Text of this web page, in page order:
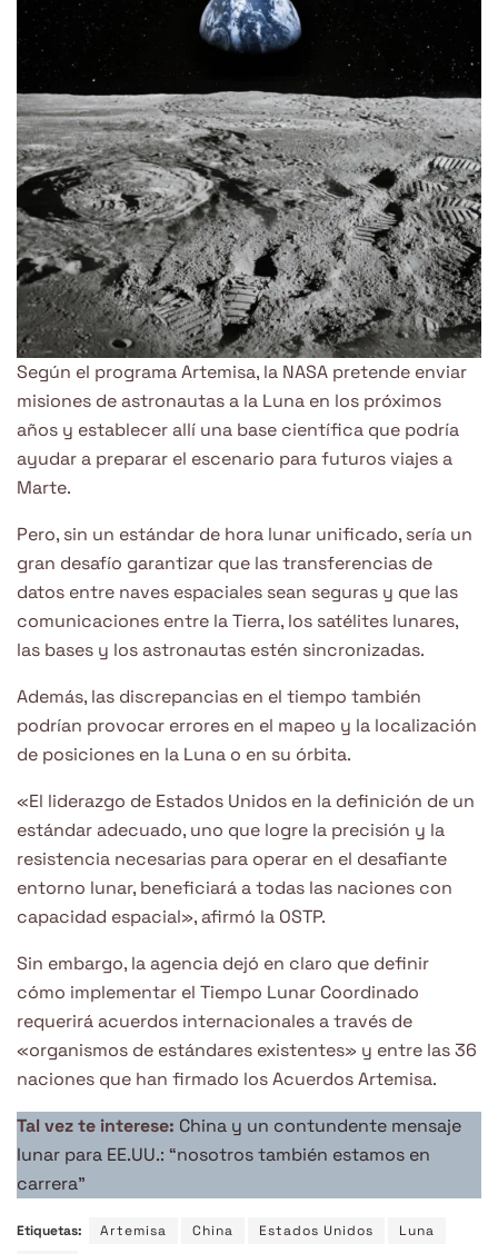
Según el programa Artemisa, la NASA pretende enviar
misiones de astronautas a la Luna en los próximos
años y establecer allí una base científica que podría
ayudar a preparar el escenario para futuros viajes a
Marte.
Pero, sin un estándar de hora lunar unificado, sería un
gran desafío garantizar que las transferencias de
datos entre naves espaciales sean seguras y que las
comunicaciones entre la Tierra, los satélites lunares,
las bases y los astronautas estén sincronizadas.
Además, las discrepancias en el tiempo también
podrían provocar errores en el mapeo y la localización
de posiciones en la Luna o en su órbita.
«El liderazgo de Estados Unidos en la definición de un
estándar adecuado, uno que logre la precisión y la
resistencia necesarias para operar en el desafiante
entorno lunar, beneficiará a todas las naciones con
capacidad espacial», afirmó la OSTP.
Sin embargo, la agencia dejó en claro que definir
cómo implementar el Tiempo Lunar Coordinado
requerirá acuerdos internacionales a través de
«organismos de estándares existentes» y entre las 36
naciones que han firmado los Acuerdos Artemisa.
Tal vez te interese: China y un contundente mensaje
lunar para EE.UU.: “nosotros también estamos en
carrera”
Etiquetas: Artemisa China Estados Unidos Luna